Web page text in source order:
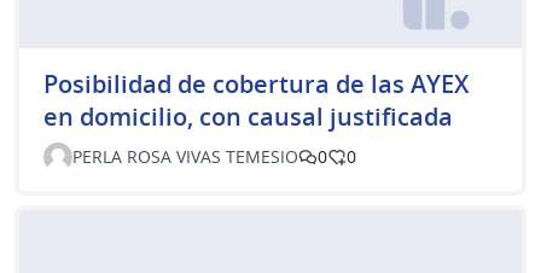
Posibilidad de cobertura de las AYEX
en domicilio, con causal justificada
PERLA ROSA VIVAS TEMESIO 0 0